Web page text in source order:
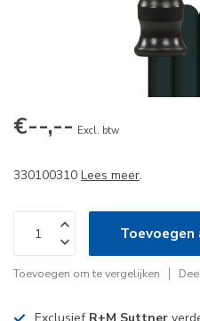
€--,-- Excl. btw
330100310 Lees meer.
Toevoegen
Toevoegen om te vergelijken